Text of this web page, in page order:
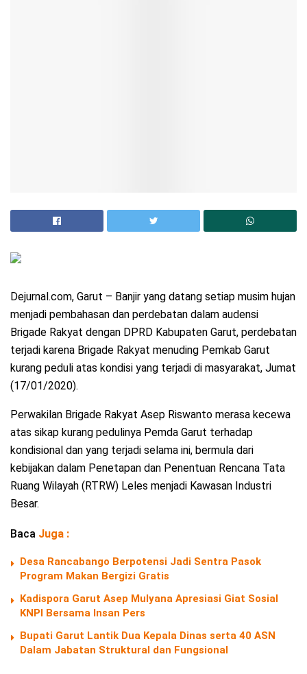
Dejurnal.com, Garut – Banjir yang datang setiap musim hujan
menjadi pembahasan dan perdebatan dalam audensi
Brigade Rakyat dengan DPRD Kabupaten Garut, perdebatan
terjadi karena Brigade Rakyat menuding Pemkab Garut
kurang peduli atas kondisi yang terjadi di masyarakat, Jumat
(17/01/2020).
Perwakilan Brigade Rakyat Asep Riswanto merasa kecewa
atas sikap kurang pedulinya Pemda Garut terhadap
kondisional dan yang terjadi selama ini, bermula dari
kebijakan dalam Penetapan dan Penentuan Rencana Tata
Ruang Wilayah (RTRW) Leles menjadi Kawasan Industri
Besar.
Baca Juga :
Desa Rancabango Berpotensi Jadi Sentra Pasok
Program Makan Bergizi Gratis
Kadispora Garut Asep Mulyana Apresiasi Giat Sosial
KNPI Bersama Insan Pers
Bupati Garut Lantik Dua Kepala Dinas serta 40 ASN
Dalam Jabatan Struktural dan Fungsional